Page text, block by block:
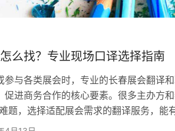
么找？专业现场口译选择指南
与各类展会时，专业的长春展会翻译和
促进商务合作的核心要素。很多主办方
题，选择适配展会需求的翻译服务，能
，助力达成合作意向。 一、为什么展